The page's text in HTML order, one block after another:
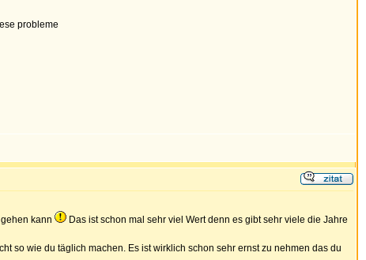
probleme
kann
Das ist schon mal sehr viel Wert denn es gibt sehr viele die Jahre
so wie du täglich machen. Es ist wirklich schon sehr ernst zu nehmen das du